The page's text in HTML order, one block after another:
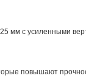
мм с усиленными
повышают